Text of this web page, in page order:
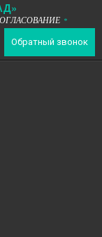
*
Обратный звонок